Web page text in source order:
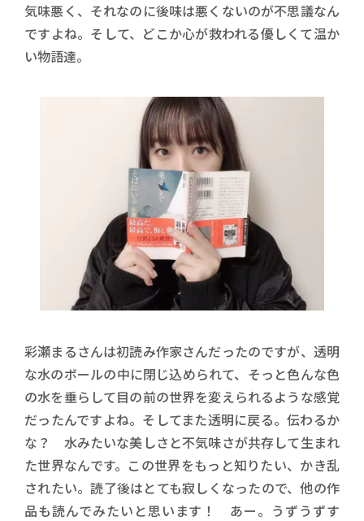
気味悪く、それなのに後味は悪くないのが不思議なん
ですよね。そして、どこか心が救われる優しくて温か
い物語達。
彩瀬まるさんは初読み作家さんだったのですが、透明
な水のボールの中に閉じ込められて、そっと色んな色
の水を垂らして目の前の世界を変えられるような感覚
だったんですよね。そしてまた透明に戻る。伝わるか
な？ 水みたいな美しさと不気味さが共存して生まれ
た世界なんです。この世界をもっと知りたい、かき乱
されたい。読了後はとても寂しくなったので、他の作
品も読んでみたいと思います！ あー。うずうずす